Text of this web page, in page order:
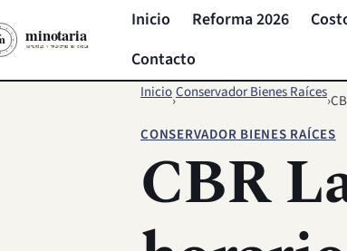
Inicio Reforma 2026
Contacto
Inicio›Conservador Bienes Raíces›
CONSERVADOR BIENES RAÍCES
CBR